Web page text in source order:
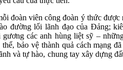
đoàn viên công đoàn ý thức được
đường lối lãnh đạo của Đảng;
các anh hùng liệt sỹ –
bảo vệ thành quả cách mạng
và tự hào, chung tay xây dựng